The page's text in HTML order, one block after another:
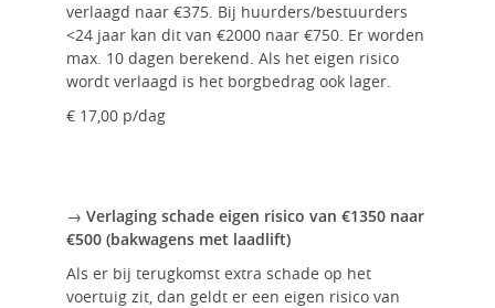
verlaagd naar €375. Bij huurders/bestuurders
<24 jaar kan dit van €2000 naar €750. Er worden
max. 10 dagen berekend. Als het eigen risico
wordt verlaagd is het borgbedrag ook lager.
€ 17,00 p/dag
→ Verlaging schade eigen risico van €1350 naar
€500 (bakwagens met laadlift)
Als er bij terugkomst extra schade op het
voertuig zit, dan geldt er een eigen risico van